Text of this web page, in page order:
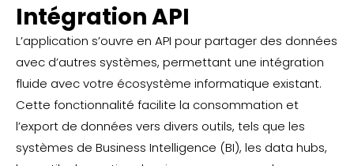
Intégration API
L’application s’ouvre en API pour partager des données
avec d’autres systèmes, permettant une intégration
fluide avec votre écosystème informatique existant.
Cette fonctionnalité facilite la consommation et
l’export de données vers divers outils, tels que les
systèmes de Business Intelligence (BI), les data hubs,